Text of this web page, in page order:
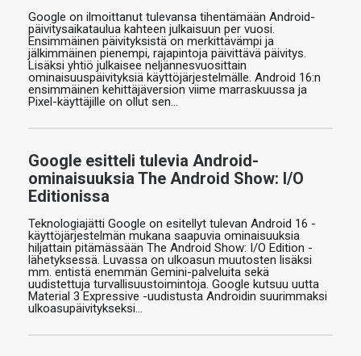
Google on ilmoittanut tulevansa tihentämään Android-
päivitysaikataulua kahteen julkaisuun per vuosi.
Ensimmäinen päivityksistä on merkittävämpi ja
jälkimmäinen pienempi, rajapintoja päivittävä päivitys.
Lisäksi yhtiö julkaisee neljännesvuosittain
ominaisuuspäivityksiä käyttöjärjestelmälle. Android 16:n
ensimmäinen kehittäjäversion viime marraskuussa ja
Pixel-käyttäjille on ollut sen…
Google esitteli tulevia Android-
ominaisuuksia The Android Show: I/O
Editionissa
Teknologiajätti Google on esitellyt tulevan Android 16 -
käyttöjärjestelmän mukana saapuvia ominaisuuksia
hiljattain pitämässään The Android Show: I/O Edition -
lähetyksessä. Luvassa on ulkoasun muutosten lisäksi
mm. entistä enemmän Gemini-palveluita sekä
uudistettuja turvallisuustoimintoja. Google kutsuu uutta
Material 3 Expressive -uudistusta Androidin suurimmaksi
ulkoasupäivitykseksi…